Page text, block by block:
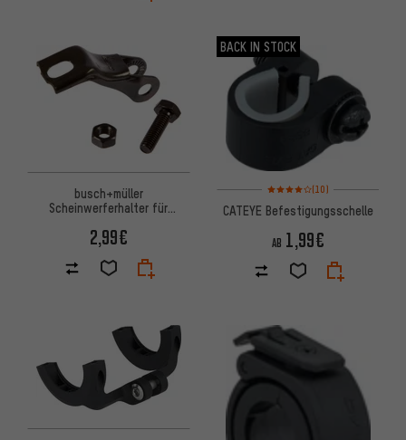
busch+müller
Scheinwerferhalter für
2,99€
BACK IN STOCK
Bewertungen: 4 von 5
(10)
CATEYE Befestigungsschelle
AB 1,99€